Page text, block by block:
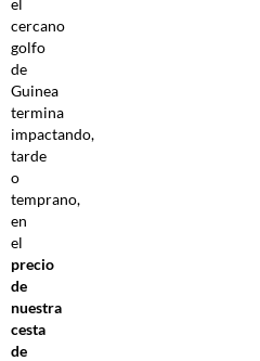
cercano
golfo
de
Guinea
termina
impactando,
tarde
o
temprano,
en
el
precio
de
nuestra
cesta
de